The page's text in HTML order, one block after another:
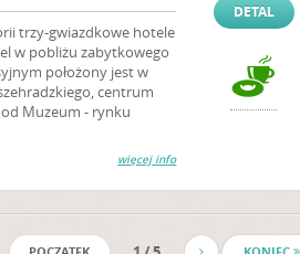
trzy-gwiazdkowe hotele
w pobliżu zabytkowego
położony jest w
centrum
Muzeum - rynku
więcej info
DETAL